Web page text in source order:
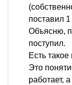
поставил
Объясню,
поступил.
Есть
Это
работает,